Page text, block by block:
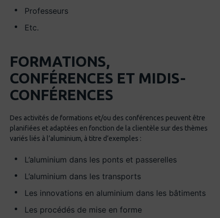
Professeurs
Etc.
FORMATIONS,
CONFÉRENCES ET MIDIS-
CONFÉRENCES
Des activités de formations et/ou des conférences peuvent être
planifiées et adaptées en fonction de la clientèle sur des thèmes
variés liés à l’aluminium, à titre d’exemples :
L’aluminium dans les ponts et passerelles
L’aluminium dans les transports
Les innovations en aluminium dans les bâtiments
Les procédés de mise en forme